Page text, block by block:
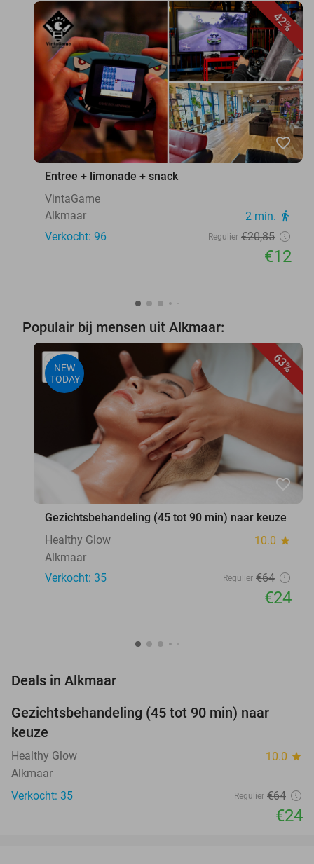
42%
favorite_border
Entree + limonade + snack
VintaGame
Alkmaar
2 min. directions_walk
Verkocht: 96 Regulier €20,85
€12
Populair bij mensen uit Alkmaar:
63%
NEW
TODAY
favorite_border
Gezichtsbehandeling (45 tot 90 min) naar keuze
Healthy Glow
10.0 star
Alkmaar
Verkocht: 35
Regulier €64
€24
Deals in Alkmaar
TODAY
Gezichtsbehandeling (45 tot 90 min) naar
keuze
Healthy Glow 10.0 star
Alkmaar
Verkocht: 35
Regulier €64
€24